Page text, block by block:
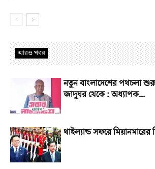
আরও খবর
নতুন বাংলাদেশের পথচলা
জাদুঘর থেকে : অধ্যাপক...
থাইল্যান্ড সফরে মিয়ানমারের